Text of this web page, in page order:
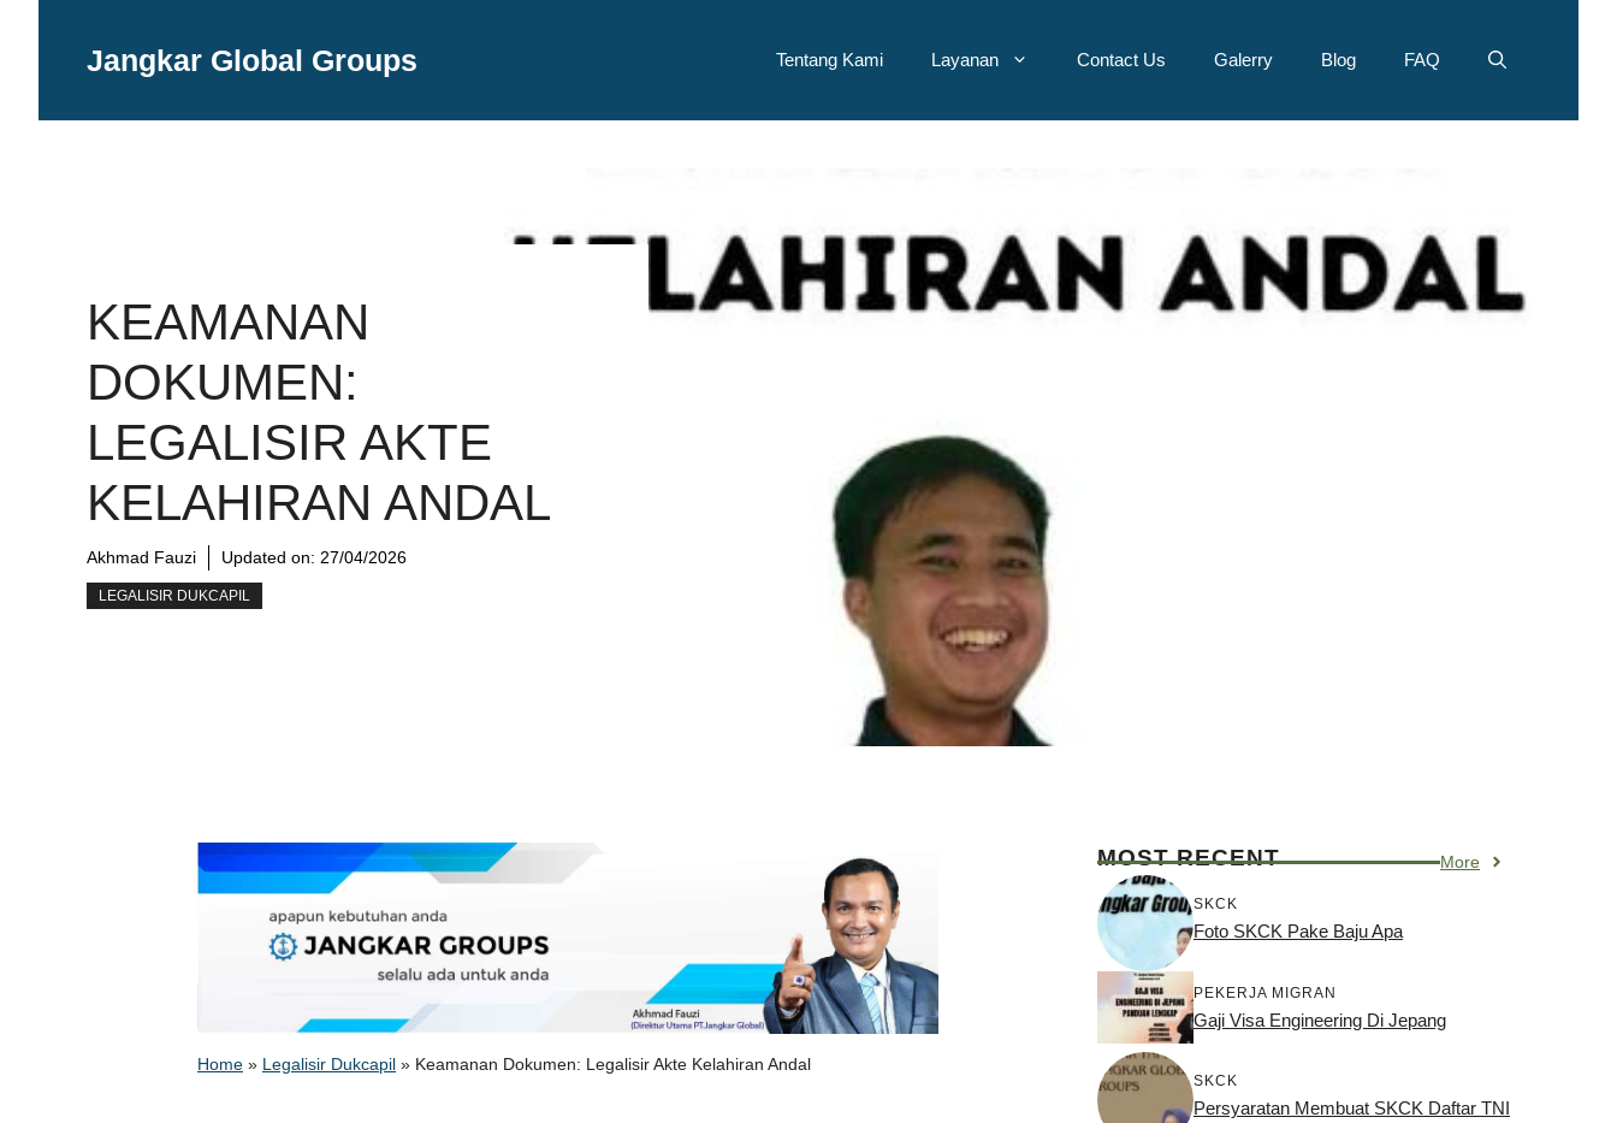
Jangkar Global Groups Tentang Kami Layanan Contact Us Galerry Blog FAQ
KEAMANAN
DOKUMEN:
LEGALISIR AKTE
KELAHIRAN ANDAL
Akhmad Fauzi Updated on: 27/04/2026
LEGALISIR DUKCAPIL
Home » Legalisir Dukcapil » Keamanan Dokumen: Legalisir Akte Kelahiran Andal
MOST RECENT More
SKCK
Foto SKCK Pake Baju Apa
PEKERJA MIGRAN
Gaji Visa Engineering Di Jepang
SKCK
Persyaratan Membuat SKCK Daftar TNI